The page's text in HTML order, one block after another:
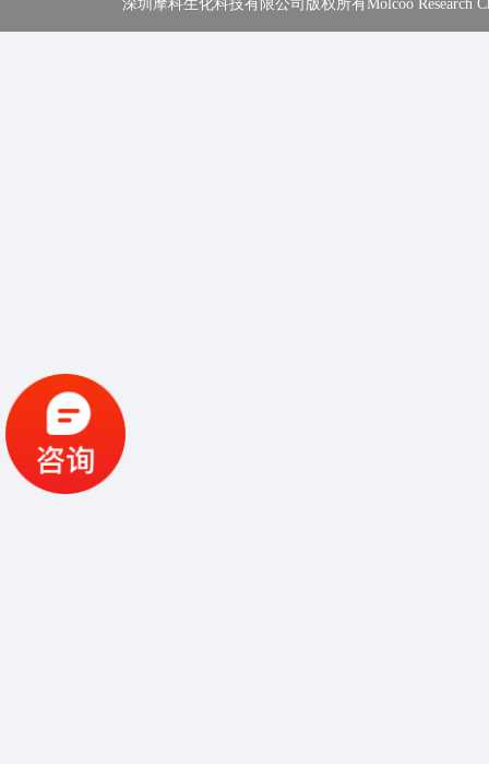
深圳摩科生化科技有限公司版权所有Molcoo Research